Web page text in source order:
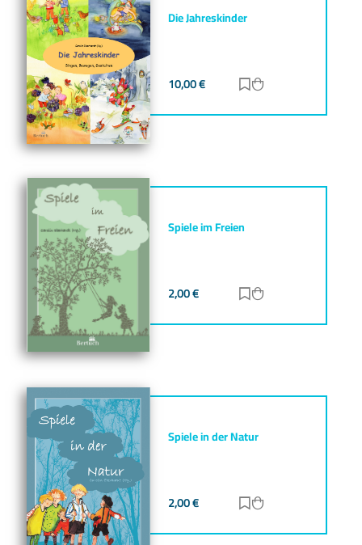
Die Jahreskinder
10,00€ Zur Merkliste
Spiele im Freien
2,00€ Zur Merkliste
Spiele in der Natur
2,00€ Zur Merkliste